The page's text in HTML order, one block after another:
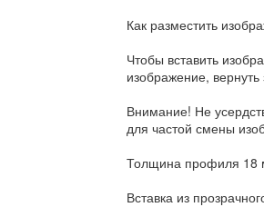
Как разместить
Чтобы вставить
изображение,
Внимание! Не
для частой смены
Толщина профиля 18
Вставка из